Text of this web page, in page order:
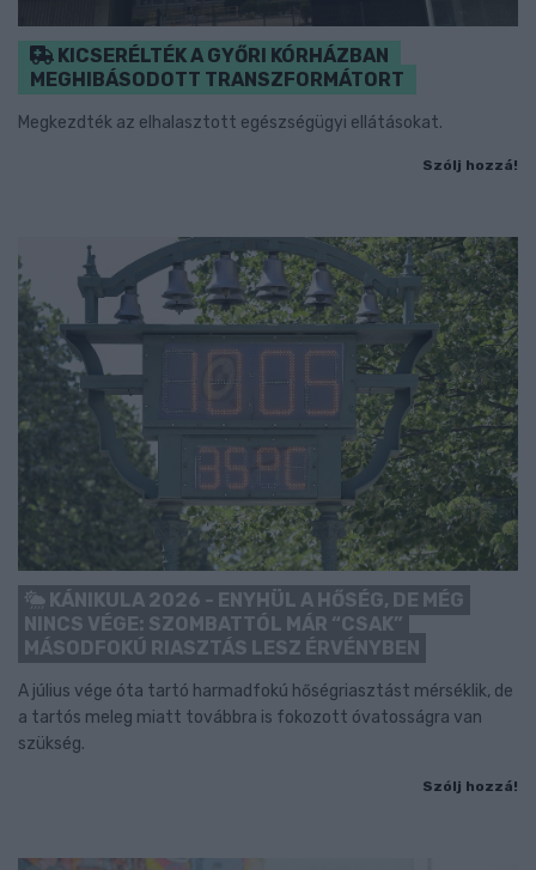
KICSERÉLTÉK A GYŐRI KÓRHÁZBAN
MEGHIBÁSODOTT TRANSZFORMÁTORT
Megkezdték az elhalasztott egészségügyi ellátásokat.
Szólj hozzá!
KÁNIKULA 2026 - ENYHÜL A HŐSÉG, DE MÉG
NINCS VÉGE: SZOMBATTÓL MÁR “CSAK”
MÁSODFOKÚ RIASZTÁS LESZ ÉRVÉNYBEN
A július vége óta tartó harmadfokú hőségriasztást mérséklik, de
a tartós meleg miatt továbbra is fokozott óvatosságra van
szükség.
Szólj hozzá!